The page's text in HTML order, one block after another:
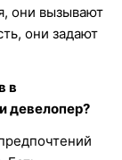
они вызывают
они задают
в
девелопер?